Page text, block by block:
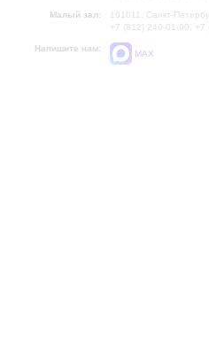
Малый зал:
191011, Санкт-
+7 (812) 240-01-00, +7
Напишите нам:
MAX